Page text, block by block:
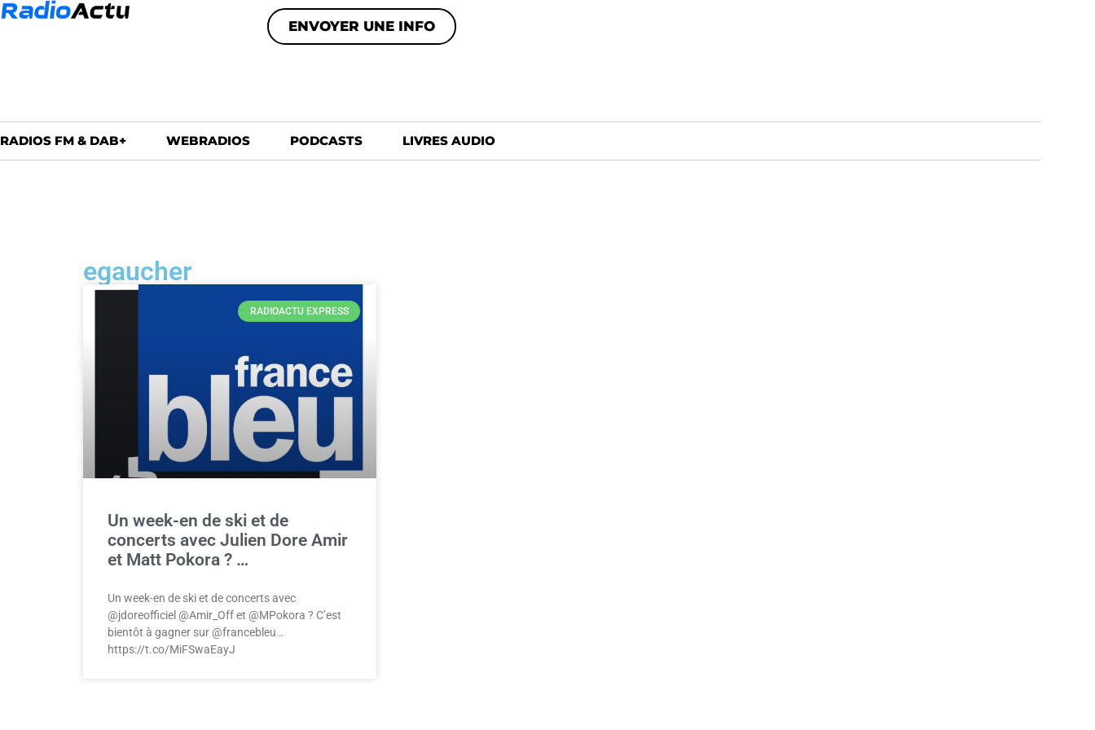
ENVOYER UNE INFO
RADIOS FM & DAB+ WEBRADIOS PODCASTS LIVRES AUDIO
egaucher
RADIOACTU EXPRESS
Un week-en de ski et de
concerts avec Julien Dore Amir
et Matt Pokora ? …
Un week-en de ski et de concerts avec
@jdoreofficiel @Amir_Off et @MPokora ? C’est
bientôt à gagner sur @francebleu…
https://t.co/MiFSwaEayJ